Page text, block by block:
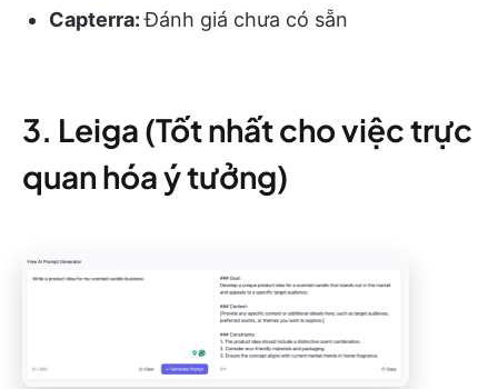
Capterra:Đánh giá chưa có sẵn
3. Leiga (Tốt nhất cho việc trực
quan hóa ý tưởng)